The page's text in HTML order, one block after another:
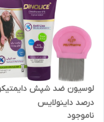
درصد داینولایس
ناموجود